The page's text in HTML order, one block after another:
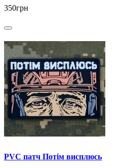
350грн
PVC патч Потім висплюсь